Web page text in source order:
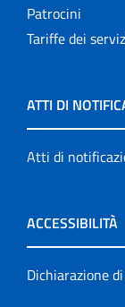
Patrocini
Tariffe dei
ATTI DI
Atti di
ACCESSIBILITÀ
Dichiarazione